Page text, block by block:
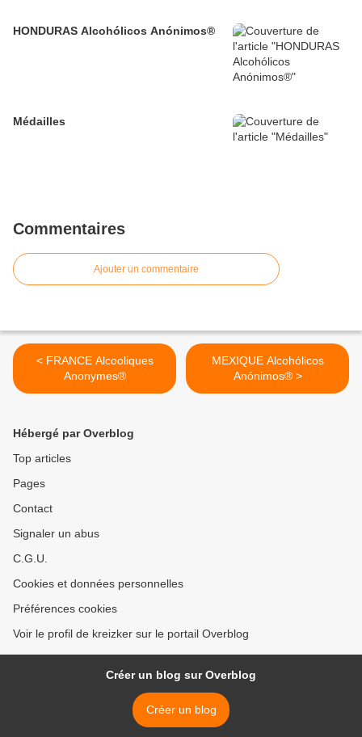
HONDURAS Alcohólicos Anónimos®
Médailles
Commentaires
Ajouter un commentaire
< FRANCE Alcooliques
Anonymes®
MEXIQUE Alcohólicos
Anónimos® >
Hébergé par Overblog
Top articles
Pages
Contact
Signaler un abus
C.G.U.
Cookies et données personnelles
Préférences cookies
Voir le profil de kreizker sur le portail Overblog
Créer un blog sur Overblog
Créer un blog